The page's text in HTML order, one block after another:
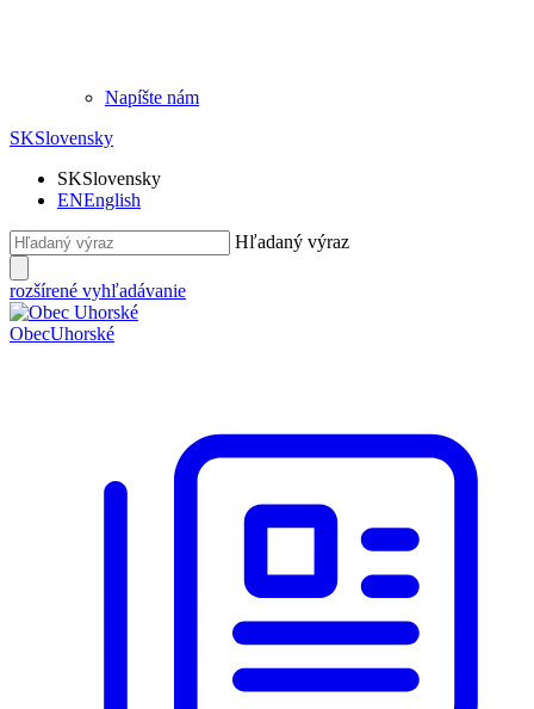
Napíšte nám
SKSlovensky
SKSlovensky
ENEnglish
Hľadaný výraz
rozšírené vyhľadávanie
ObecUhorské